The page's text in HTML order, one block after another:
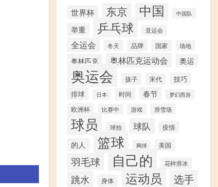
世界杯 东京 中国 中国队
举重 乒乓球 亚运会
全运会 冬天 品牌 国家 场地
奥林匹克 奥林匹克运动会 奥运
奥运会 孩子 宋代
技巧
排球
日本 时间 春节 梦幻西游
欧洲杯 比赛中 游戏 滑雪场
球员 球拍 球队 疫情
的人 篮球 网球 美国
羽毛球 自己的 花样滑冰
跳水 身体 运动员 选手